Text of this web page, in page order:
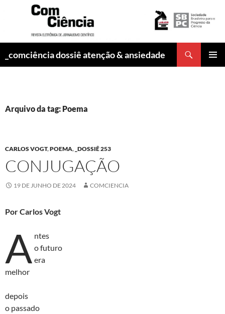
_comciência dossiê atenção & ansiedade
Arquivo da tag: Poema
CARLOS VOGT,POEMA, _DOSSIÊ 253
CONJUGAÇÃO
19 DE JUNHO DE 2024 COMCIENCIA
Por Carlos Vogt
A ntes
o futuro
era
melhor
depois
o passado